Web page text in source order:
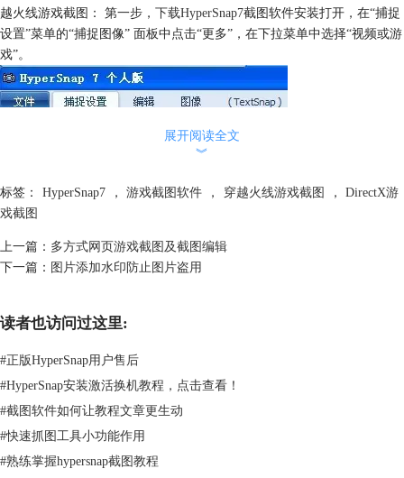
越火线游戏截图： 第一步， 下载HyperSnap7截图软件安装打开，在“捕捉
设置”菜单的“捕捉图像” 面板中点击“更多”，在下拉菜单中选择“视频或游
戏”。
在弹出的对话框中勾选“游戏捕捉”，然点击“确定”按钮，完成游戏捕捉设
置。
展开阅读全文
︾
标签： HyperSnap7 ， 游戏截图软件 ， 穿越火线游戏截图 ，
DirectX游
戏截图
上一篇： 多方式网页游戏截图及截图编辑
下一篇： 图片添加水印防止图片盗用
读者也访问过这里:
#正版HyperSnap用户售后
#HyperSnap安装激活换机教程，点击查看！
#截图软件如何让教程文章更生动
#快速抓图工具小功能作用
#熟练掌握hypersnap截图教程